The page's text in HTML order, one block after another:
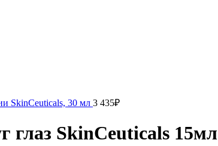
SkinCeuticals, 30 мл 3 435₽
глаз SkinCeuticals 15мл